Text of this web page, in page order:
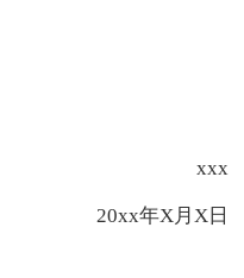
xxx
20xx年X月X日